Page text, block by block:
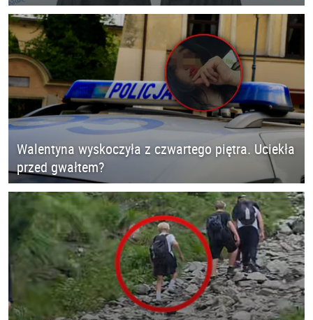
Walentyna wyskoczyła z czwartego piętra. Uciekła
przed gwałtem?